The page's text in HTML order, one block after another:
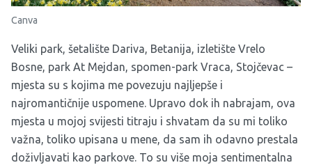
Canva
Veliki park, šetalište Dariva, Betanija, izletište Vrelo
Bosne, park At Mejdan, spomen-park Vraca, Stojčevac –
mjesta su s kojima me povezuju najljepše i
najromantičnije uspomene. Upravo dok ih nabrajam, ova
mjesta u mojoj svijesti titraju i shvatam da su mi toliko
važna, toliko upisana u mene, da sam ih odavno prestala
doživljavati kao parkove. To su više moja sentimentalna